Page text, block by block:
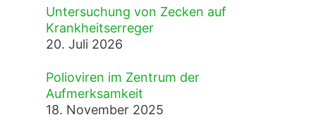
Untersuchung von Zecken auf
Krankheitserreger
20. Juli 2026
Polioviren im Zentrum der
Aufmerksamkeit
18. November 2025